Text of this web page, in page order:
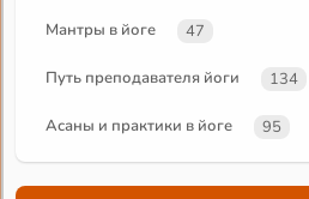
Мантры в йоге 47
Путь преподавателя йоги 134
Асаны и практики в йоге 95